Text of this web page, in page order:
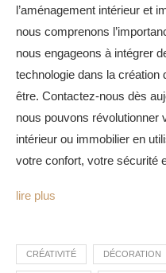
l’aménagement intérieur et
nous comprenons
nous engageons à intégrer
technologie dans la création
être. Contactez-nous dès
nous pouvons révolutionner
intérieur ou immobilier en
votre confort, votre sécurité
lire plus
CRÉATIVITÉ DÉCORATION